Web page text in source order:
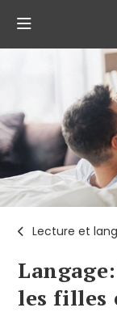
Lecture et
les filles